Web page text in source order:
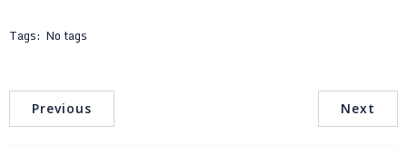
Tags: No tags
Previous Next